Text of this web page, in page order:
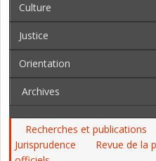
Culture
Justice
Orientation
Archives
Recherches et publications
Jurisprudence
Revue de la